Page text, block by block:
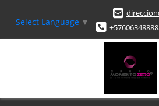
Select Language ▼